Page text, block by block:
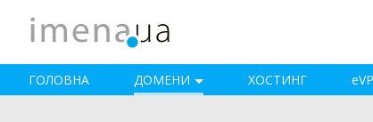
ГОЛОВНА ДОМЕНИ ХОСТИНГ e